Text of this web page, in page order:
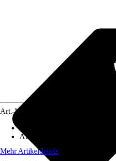
Art.-Nr.
Ausführung
Mehr Artikeldetails